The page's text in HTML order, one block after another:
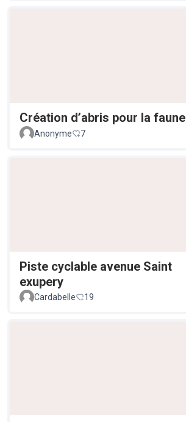
Création d’abris pour la faune
Anonyme
7
Piste cyclable avenue Saint
exupery
Cardabelle 19